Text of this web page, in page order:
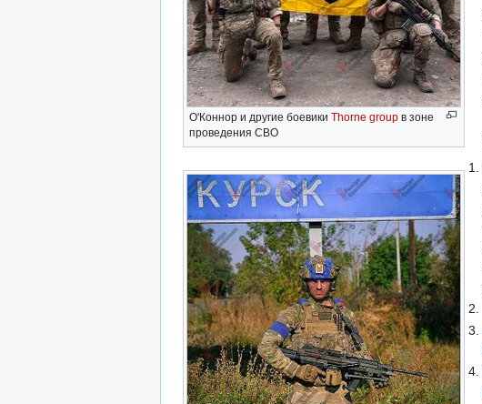
О'Коннор и другие боевики Thorne group в зоне
проведения СВО